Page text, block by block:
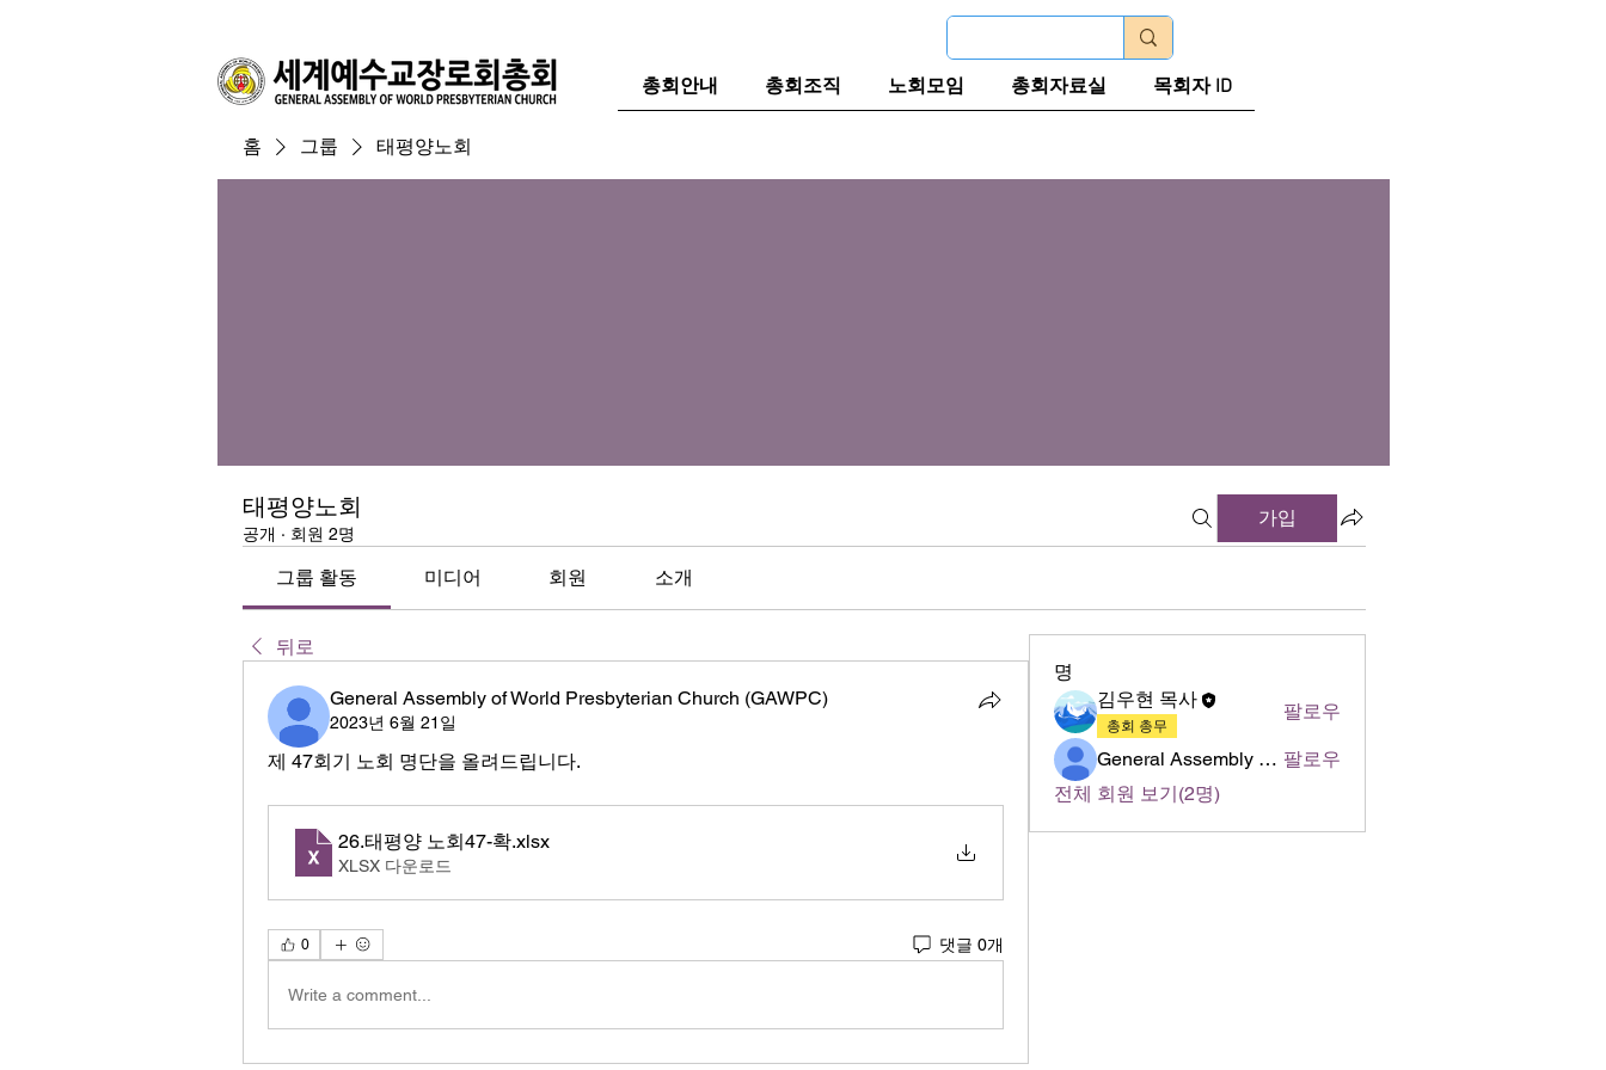
총회안내 총회조직 노회모임 총회자료실 목회자 ID
홈 그룹 태평양노회
태평양노회
공개 · 회원 2명
가입
그룹 활동 미디어 회원 소개
뒤로
General Assembly of World Presbyterian Church (GAWPC)
2023년 6월 21일
제 47회기 노회 명단을 올려드립니다.
26.태평양 노회47-확.xlsx
XLSX 다운로드
0 댓글 0개
Write a comment...
명
김우현 목사
총회 총무
팔로우
General Assembly of World Presbyterian Church (GAWPC) 팔로우
전체 회원 보기(2명)